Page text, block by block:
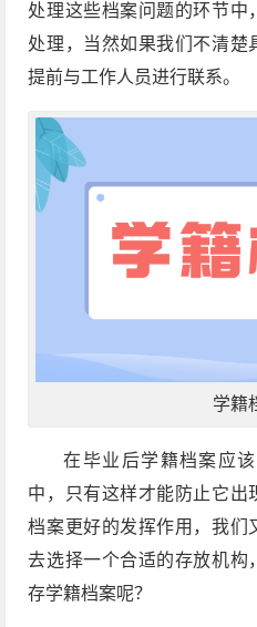
处理这些档案问题的环节中
处理，当然如果我们不清楚
提前与工作人员进行联系。
学籍
在毕业后学籍档案应
中，只有这样才能防止它出
档案更好的发挥作用，我们
去选择一个合适的存放机构
存学籍档案呢？